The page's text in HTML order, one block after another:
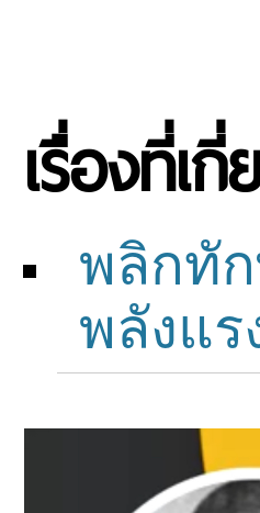
เรื่องที่เ
พลิกทัก
พลังแ